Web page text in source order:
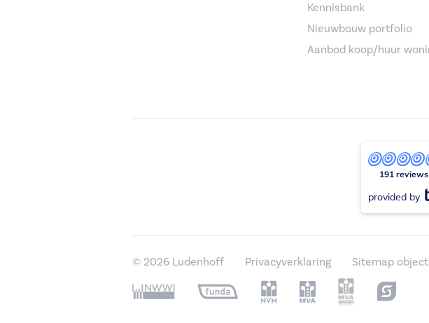
Kennisbank
Nieuwbouw portfolio
Aanbod koop/huur
191 reviews
provided by
© 2026 Ludenhoff Privacyverklaring Sitemap